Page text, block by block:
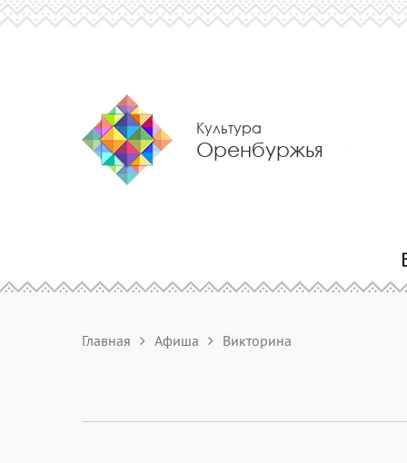
Культура
Оренбуржья
Главная Афиша Викторина